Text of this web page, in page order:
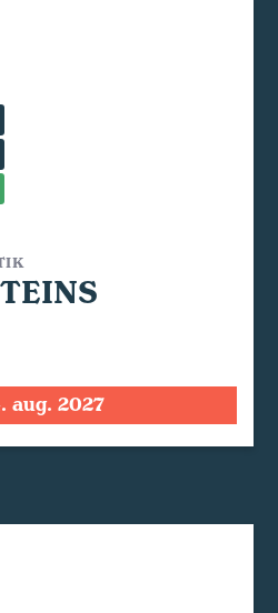
aug. 2027